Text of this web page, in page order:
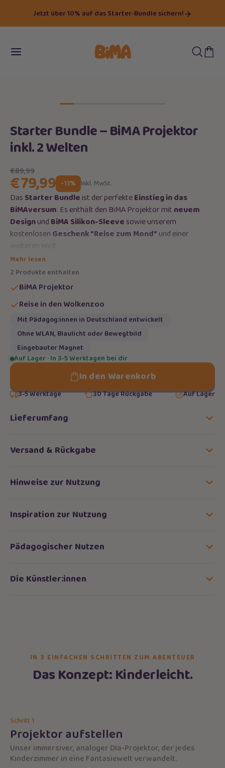
Jetzt über 10% auf das Starter-Bundle sichern!
Starter Bundle – BiMA Projektor
inkl. 2 Welten
€89,99
€79,99 -11% Inkl. MwSt.
DasStarter Bundleist der perfekteEinstieg in das
BiMAversum. Es enthält den BiMA Projektor mitneuem
DesignundBiMA Silikon-Sleevesowie unserem
kostenlosenGeschenk "Reise zum Mond"und einer
weiteren Welt.
Taucht ein in die unendlichen Weiten des Mondes, schafft euch
eine träumerische Umgebung im Kinderzimmer, oder überlegt
euch eure ganz eigene Geschichte im BiMAversum -
Kreativität sind dabei keine Grenzen gesetzt.
Mehr lesen
2 Produkte enthalten
BiMA Projektor
Reise in den Wolkenzoo
Mit Pädagog:innen in Deutschland entwickelt
Ohne WLAN, Blaulicht oder Bewegtbild
Eingebauter Magnet
Auf Lager · In 3-5 Werktagen bei dir
In den Warenkorb
3-5 Werktage 30 Tage Rückgabe Auf Lager
Lieferumfang
Versand & Rückgabe
Hinweise zur Nutzung
Inspiration zur Nutzung
Pädagogischer Nutzen
Die Künstler:innen
IN 3 EINFACHEN SCHRITTEN ZUM ABENTEUER
Das Konzept: Kinderleicht.
Schritt 1
Projektor aufstellen
Unser immersiver, analoger Dia-Projektor, der jedes
Kinderzimmer in eine Fantasiewelt verwandelt.